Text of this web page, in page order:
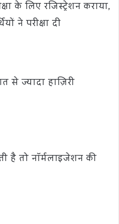
के लिए रजिस्ट्रेशन कराया,
ने परीक्षा दी
से ज्यादा हाज़िरी
है तो नॉर्मलाइजेशन की